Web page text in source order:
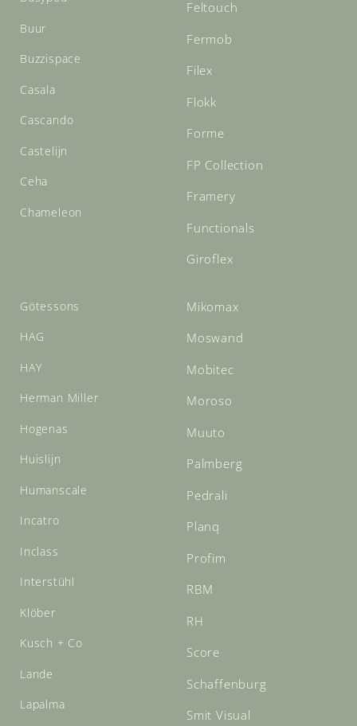
Buur
Buzzispace
Casala
Cascando
Castelijn
Ceha
Chameleon
Feltouch
Fermob
Filex
Flokk
Forme
FP Collection
Framery
Functionals
Giroflex
Götessons
HAG
HAY
Herman Miller
Hogenas
Huislijn
Humanscale
Incatro
Inclass
Interstühl
Klöber
Kusch + Co
Lande
Lapalma
Mikomax
Moswand
Mobitec
Moroso
Muuto
Palmberg
Pedrali
Planq
Profim
RBM
RH
Score
Schaffenburg
Smit Visual